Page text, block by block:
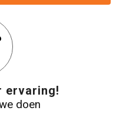
ervaring!
doen